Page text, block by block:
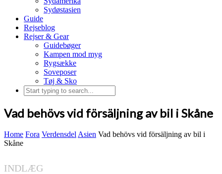
Sydøstasien
Guide
Rejseblog
Rejser & Gear
Guidebøger
Kampen mod myg
Rygsække
Soveposer
Tøj & Sko
Vad behövs vid försäljning av bil i Skåne
Home Fora Verdensdel Asien Vad behövs vid försäljning av bil i
Skåne
INDLÆG